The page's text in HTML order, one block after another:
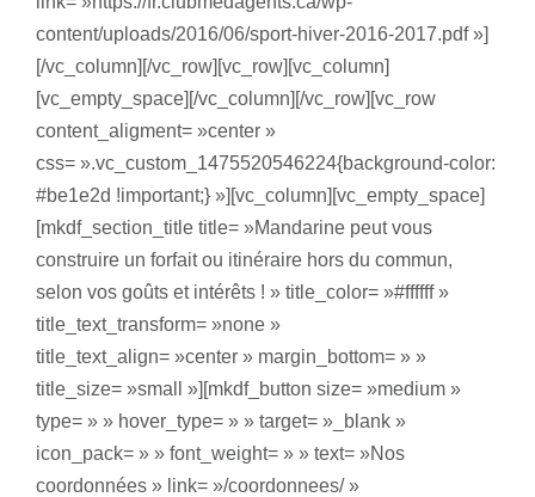
content/uploads/2016/06/sport-hiver-2016-2017.pdf »]
[/vc_column][/vc_row][vc_row][vc_column]
[vc_empty_space][/vc_column][/vc_row][vc_row
content_aligment= »center »
css= ».vc_custom_1475520546224{background-color:
#be1e2d !important;} »][vc_column][vc_empty_space]
[mkdf_section_title title= »Mandarine peut vous
construire un forfait ou itinéraire hors du commun,
selon vos goûts et intérêts ! » title_color= »#ffffff »
title_text_transform= »none »
title_text_align= »center » margin_bottom= » »
title_size= »small »][mkdf_button size= »medium »
type= » » hover_type= » » target= »_blank »
icon_pack= » » font_weight= » » text= »Nos
coordonnées » link= »/coordonnees/ »